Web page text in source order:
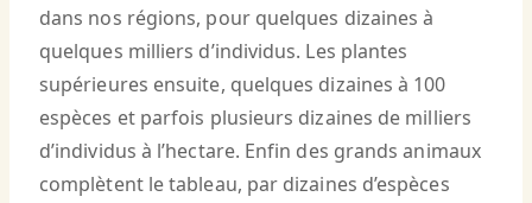
dans nos régions, pour quelques dizaines à
quelques milliers d’individus. Les plantes
supérieures ensuite, quelques dizaines à 100
espèces et parfois plusieurs dizaines de milliers
d’individus à l’hectare. Enfin des grands animaux
complètent le tableau, par dizaines d’espèces